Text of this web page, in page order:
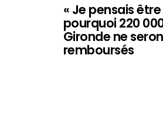
« Je pensais
pourquoi 220
Gironde ne
remboursés